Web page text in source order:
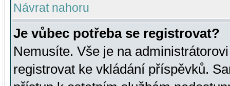
Návrat nahoru
Je vůbec potřeba se registrovat?
Nemusíte. Vše je na
registrovat ke vkládání příspěvků.